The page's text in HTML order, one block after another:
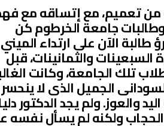
من تعميم، مع إتساقه مع
جامعة الخرطوم كن
الآن على ارتداء الميني
والثمانينات، قبل
تلك الجامعة، وكانت
الجميل الذى لا ينحسر
والعوز. ولم يجد الدكتور
الحجاب ولكنه لم يسأل نفسه